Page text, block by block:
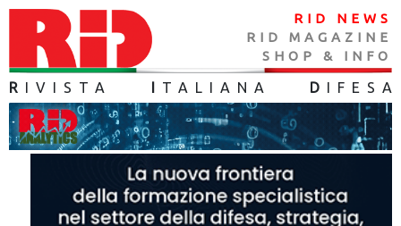
RID NEWS
RID MAGAZINE
SHOP & INFO
R IVISTA TALIANA D IFES A